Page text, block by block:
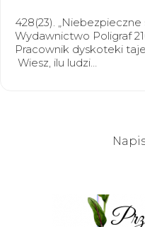
428(23).
Wydawnictwo Poligraf
Pracownik dyskoteki
Wiesz, ilu ludzi…